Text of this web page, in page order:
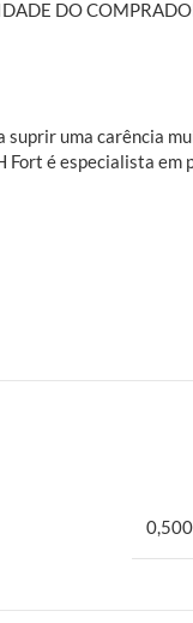
DO
uma carência
é especialista